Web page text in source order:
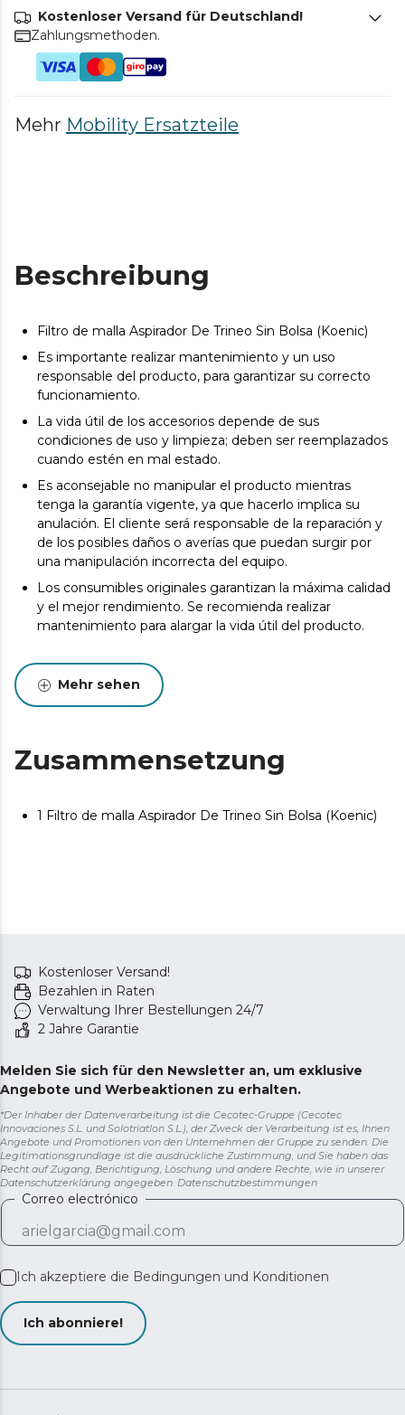
Kostenloser Versand für Deutschland!
Zahlungsmethoden.
Mehr Mobility Ersatzteile
Beschreibung
Filtro de malla Aspirador De Trineo Sin Bolsa (Koenic)
Es importante realizar mantenimiento y un uso
responsable del producto, para garantizar su correcto
funcionamiento.
La vida útil de los accesorios depende de sus
condiciones de uso y limpieza; deben ser reemplazados
cuando estén en mal estado.
Es aconsejable no manipular el producto mientras
tenga la garantía vigente, ya que hacerlo implica su
anulación. El cliente será responsable de la reparación y
de los posibles daños o averías que puedan surgir por
una manipulación incorrecta del equipo.
Los consumibles originales garantizan la máxima calidad
y el mejor rendimiento. Se recomienda realizar
mantenimiento para alargar la vida útil del producto.
Mehr sehen
Zusammensetzung
1 Filtro de malla Aspirador De Trineo Sin Bolsa (Koenic)
Kostenloser Versand!
Bezahlen in Raten
Verwaltung Ihrer Bestellungen 24/7
2 Jahre Garantie
Melden Sie sich für den Newsletter an, um exklusive
Angebote und Werbeaktionen zu erhalten.
*Der Inhaber der Datenverarbeitung ist die Cecotec-Gruppe (Cecotec
Innovaciones S.L. und Solotriatlon S.L.), der Zweck der Verarbeitung ist es, Ihnen
Angebote und Promotionen von den Unternehmen der Gruppe zu senden. Die
Legitimationsgrundlage ist die ausdrückliche Zustimmung, und Sie haben das
Recht auf Zugang, Berichtigung, Löschung und andere Rechte, wie in unserer
Datenschutzerklärung angegeben. Datenschutzbestimmungen
Correo electrónico
Ich akzeptiere die Bedingungen und Konditionen
Ich abonniere!